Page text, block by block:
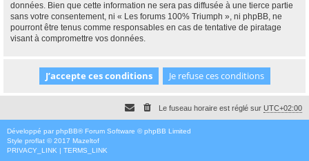
données. Bien que cette information ne sera pas diffusée à une tierce partie
sans votre consentement, ni « Les forums 100% Triumph », ni phpBB, ne
pourront être tenus comme responsables en cas de tentative de piratage
visant à compromettre vos données.
Le fuseau horaire est réglé sur UTC+02:00
Développé par phpBB® Forum Software © phpBB Limited
Style proflat © 2017 Mazeltof
PRIVACY_LINK | TERMS_LINK